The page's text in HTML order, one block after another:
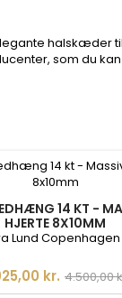
halskæder
som du
14 KT -
HJERTE 8X10MM
Lund Copenhagen
kr. 4.500,00